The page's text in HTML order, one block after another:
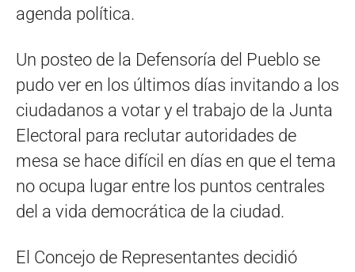
agenda política.
Un posteo de la Defensoría del Pueblo se
pudo ver en los últimos días invitando a los
ciudadanos a votar y el trabajo de la Junta
Electoral para reclutar autoridades de
mesa se hace difícil en días en que el tema
no ocupa lugar entre los puntos centrales
del a vida democrática de la ciudad.
El Concejo de Representantes decidió